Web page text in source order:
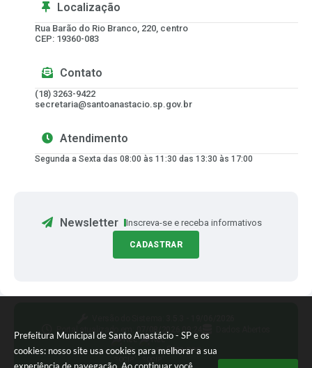
Prefeitura Municipal de Santo Anastácio - SP e os
cookies: nosso site usa cookies para melhorar a sua
Localização
Rua Barão do Rio Branco, 220, centro
CEP: 19360-083
Contato
(18) 3263-9422
secretaria@santoanastacio.sp.gov.br
Atendimento
Segunda a Sexta das 08:00 às 11:30 das 13:30 às 17:00
Newsletter Inscreva-se e receba informativos
CADASTRAR
Siga-nos